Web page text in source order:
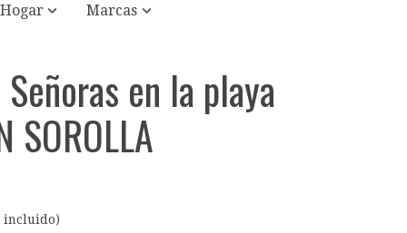
Hogar Marcas
en la playa
SOROLLA
incluido)